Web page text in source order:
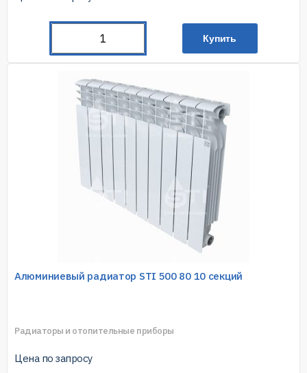
Купить
Алюминиевый радиатор STI 500 80 10 секций
Радиаторы и отопительные приборы
Цена по запросу